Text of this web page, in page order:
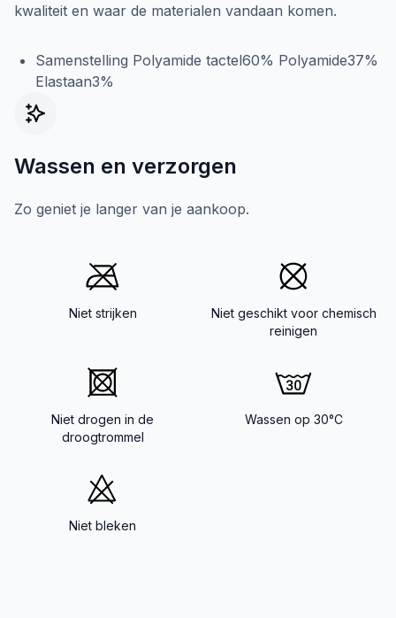
kwaliteit en waar de materialen vandaan komen.
Samenstelling Polyamide tactel60% Polyamide37%
Elastaan3%
Wassen en verzorgen
Zo geniet je langer van je aankoop.
Niet strijken
Niet geschikt voor chemisch
reinigen
Niet drogen in de
droogtrommel
Wassen op 30°C
Niet bleken